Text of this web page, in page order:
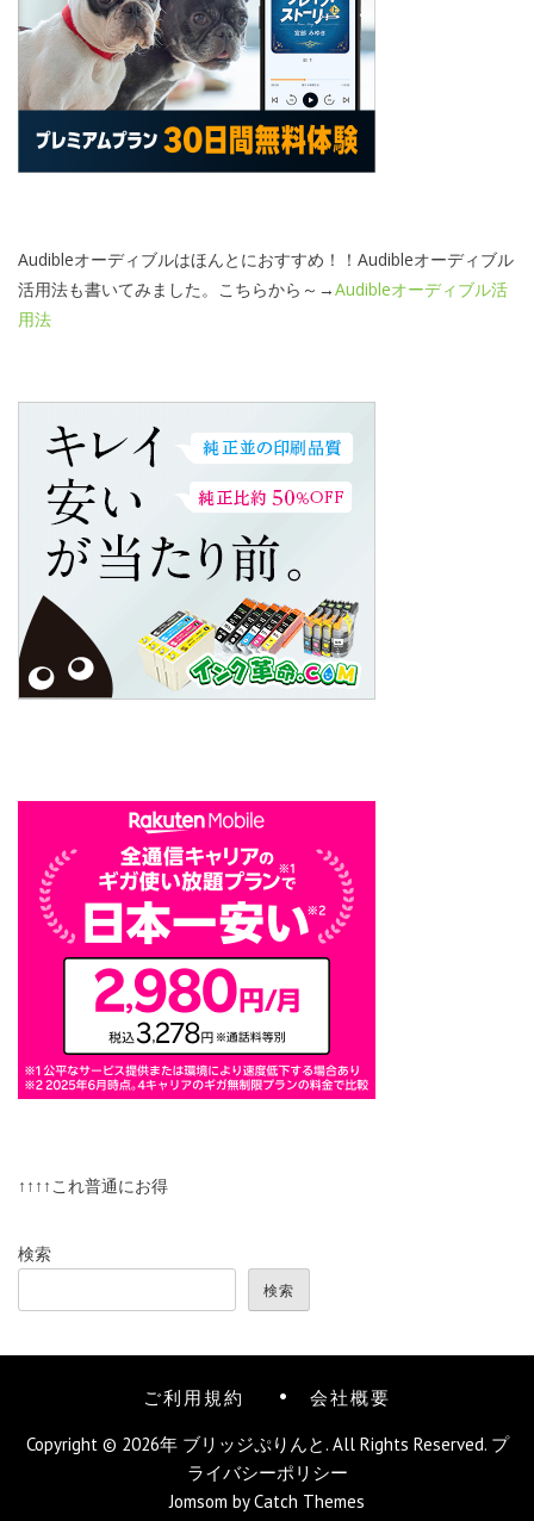
Audibleオーディブルはほんとにおすすめ！！Audibleオーディブル
活用法も書いてみました。こちらから～→Audibleオーディブル活
用法
↑↑↑↑これ普通にお得
検索
検索
ご利用規約 会社概要
Copyright © 2026年 ブリッジぷりんと. All Rights Reserved. プ
ライバシーポリシー
Jomsom byCatch Themes